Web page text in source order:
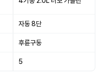
자동 8단
후륜구동
5